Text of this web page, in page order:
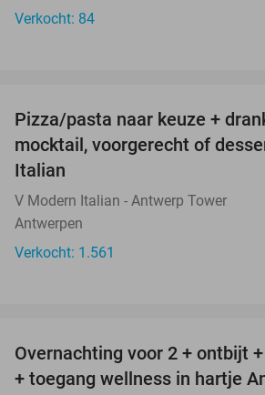
Verkocht: 84
Pizza/pasta naar keuze +
mocktail, voorgerecht of
Italian
V Modern Italian - Antwerp Tower
Antwerpen
Verkocht: 1.561
Overnachting voor 2 + ontbijt
+ toegang wellness in hartje